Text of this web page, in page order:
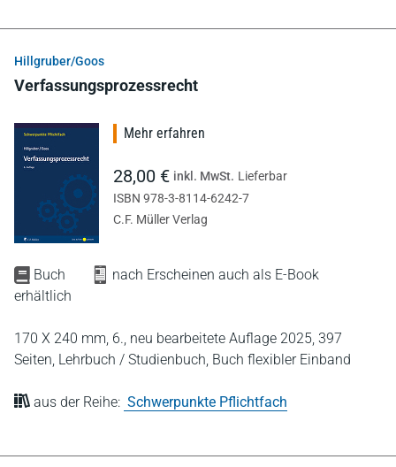
Hillgruber/Goos
Verfassungsprozessrecht
Buch
nach Erscheinen auch als E-Book
erhältlich
170 X 240 mm, 6., neu bearbeitete Auflage 2025, 397
Seiten, Lehrbuch / Studienbuch, Buch flexibler Einband
aus der Reihe: Schwerpunkte Pflichtfach
Mehr erfahren
28,00 € inkl. MwSt. Lieferbar
ISBN 978-3-8114-6242-7
C.F. Müller Verlag